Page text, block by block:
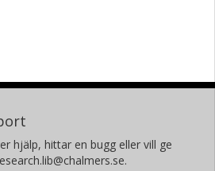
hjälp, hittar en bugg eller vill ge